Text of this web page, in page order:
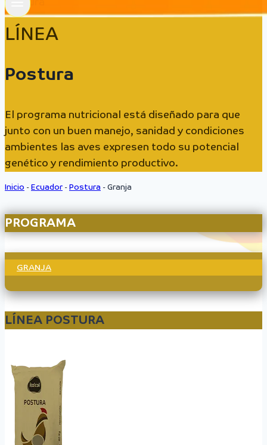
Postura
LÍNEA
Postura
El programa nutricional está diseñado para que
junto con un buen manejo, sanidad y condiciones
ambientes las aves expresen todo su potencial
genético y rendimiento productivo.
Inicio - Ecuador - Postura - Granja
PROGRAMA
GRANJA
LÍNEA POSTURA